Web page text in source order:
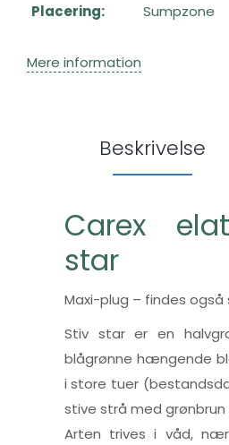
Placering: Sumpzone
Mere information
Beskrivelse
Carex
star
Maxi-plug – findes også
Stiv star er en
blågrønne hængende
i store tuer
stive strå med grønbrun
Arten trives i våd,